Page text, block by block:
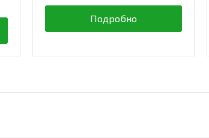
Подробно